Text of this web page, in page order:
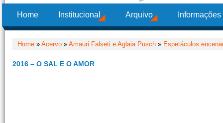
Home Institucional Arquivo
Home » Acervo » Amauri Falseti e Aglaia Pusch » Espetáculos
2016 – O SAL E O AMOR